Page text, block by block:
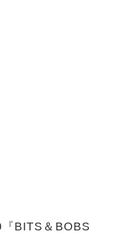
BITS＆BOBS